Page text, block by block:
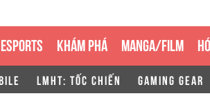
ESPORTS KHÁM PHÁ MANGA/FILM
LMHT: TỐC CHIẾN GAMING GEAR